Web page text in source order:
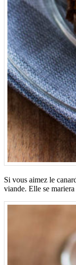
Si vous aimez le
viande. Elle se